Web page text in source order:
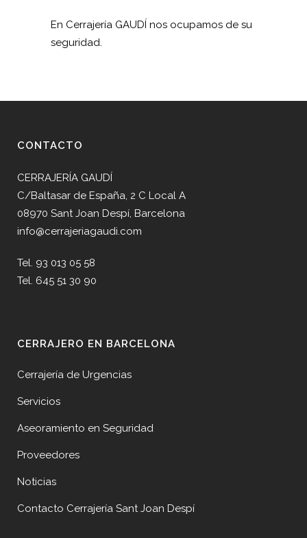
En Cerrajería GAUDÍ nos ocupamos de su
seguridad.
CONTACTO
CERRAJERÍA GAUDÍ
C/Baltasar de España, 2 C Local A
08970 Sant Joan Despí, Barcelona
info@cerrajeriagaudi.com
Tel. 93 013 05 58
Tel. 645 51 30 90
CERRAJERO EN BARCELONA
Cerrajería de Urgencias
Servicios
Aseoramiento en Seguridad
Proveedores
Noticias
Contacto Cerrajería Sant Joan Despí